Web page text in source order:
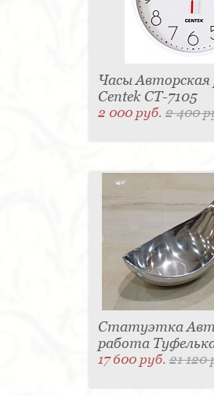
Часы
Centek CT-7105
2 000 руб.2 400
Статуэтка
работа
17 600 руб.21 120